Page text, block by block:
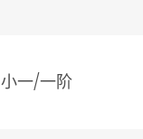
小一/一阶